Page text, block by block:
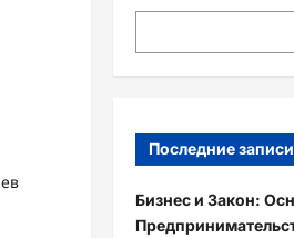
Последние записи
Бизнес и Закон: